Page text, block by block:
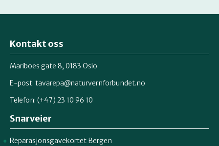
Retten til reparasjon
Kontakt oss
Mariboes gate 8, 0183 Oslo
E-post: tavarepa@naturvernforbundet.no
Telefon: (+47) 23 10 96 10
Snarveier
Reparasjonsgavekortet Bergen